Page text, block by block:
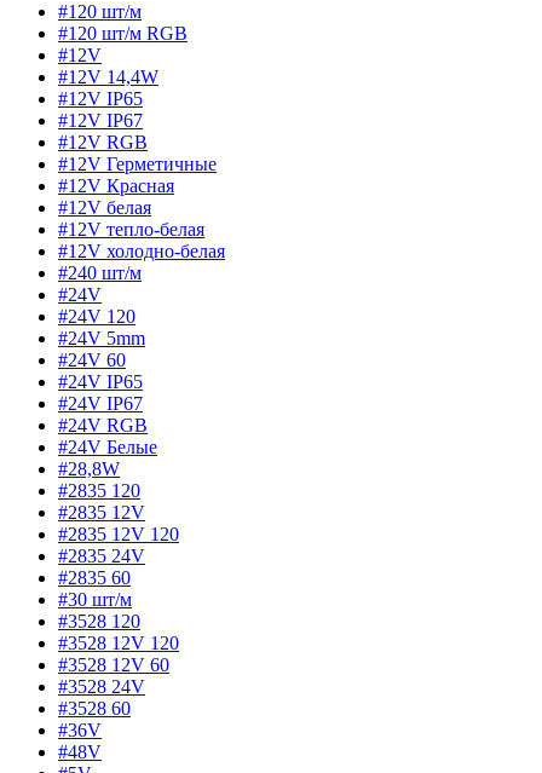
#120 шт/м
#120 шт/м RGB
#12V
#12V 14,4W
#12V IP65
#12V IP67
#12V RGB
#12V Герметичные
#12V Красная
#12V белая
#12V тепло-белая
#12V холодно-белая
#240 шт/м
#24V
#24V 120
#24V 5mm
#24V 60
#24V IP65
#24V IP67
#24V RGB
#24V Белые
#28,8W
#2835 120
#2835 12V
#2835 12V 120
#2835 24V
#2835 60
#30 шт/м
#3528 120
#3528 12V 120
#3528 12V 60
#3528 24V
#3528 60
#36V
#48V